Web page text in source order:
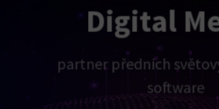
Digital
partner předních
software